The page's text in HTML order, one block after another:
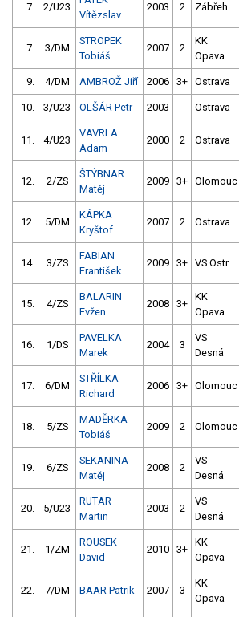
7. 2/U23
Vítězslav
2003 2 Zábřeh
7. 3/DM
STROPEK
Tobiáš
2007 2
KK
Opava
9. 4/DM AMBROŽ Jiří 2006 3+ Ostrava
10. 3/U23 OLŠÁR Petr 2003 Ostrava
11. 4/U23
VAVRLA
Adam
2000 2 Ostrava
12. 2/ZS
ŠTÝBNAR
Matěj
2009 3+ Olomouc
12. 5/DM
KÁPKA
Kryštof
2007 2 Ostrava
14. 3/ZS
FABIAN
František
2009 3+ VS Ostr.
15. 4/ZS
BALARIN
Evžen
2008 3+
KK
Opava
16. 1/DS
PAVELKA
Marek
2004 3
VS
Desná
17. 6/DM
STŘÍLKA
Richard
2006 3+ Olomouc
18. 5/ZS
MADĚRKA
Tobiáš
2009 2 Olomouc
19. 6/ZS
SEKANINA
Matěj
2008 2
VS
Desná
20. 5/U23
RUTAR
Martin
2003 2
VS
Desná
21. 1/ZM
ROUSEK
David
2010 3+
KK
Opava
22. 7/DM BAAR Patrik 2007 3
KK
Opava